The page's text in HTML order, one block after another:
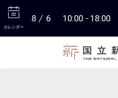
カレンダー
8 6 10:00 18:00